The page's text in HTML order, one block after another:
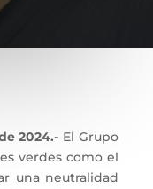
2024.- El Grupo
verdes como el
una neutralidad